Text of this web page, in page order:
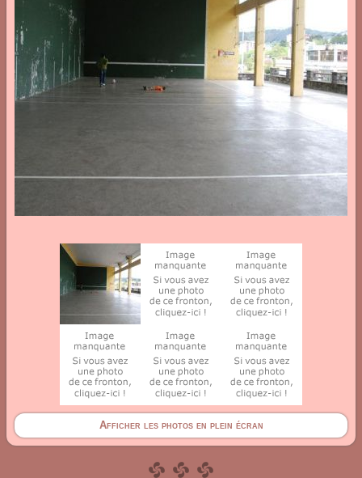
Afficher les photos en plein écran